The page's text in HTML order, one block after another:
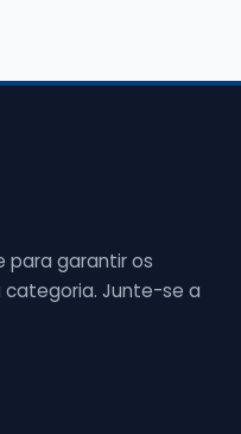
para garantir os
Junte-se a